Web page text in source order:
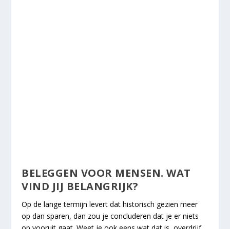
BELEGGEN VOOR MENSEN. WAT
VIND JIJ BELANGRIJK?
Op de lange termijn levert dat historisch gezien meer
op dan sparen, dan zou je concluderen dat je er niets